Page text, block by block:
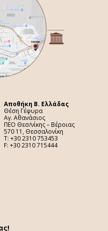
Aποθήκη Β. Ελλάδας
Θέση Γέφυρα
Αγ. Αθανάσιος
ΠΕΟ Θεσ/νίκης – Βέροιας
570 11, Θεσσαλονίκη
Τ: +30 2310 753453
F: +30 2310 715444